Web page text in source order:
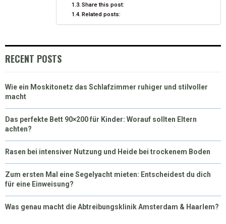
Share this post:
Related posts:
RECENT POSTS
Wie ein Moskitonetz das Schlafzimmer ruhiger und stilvoller
macht
Das perfekte Bett 90×200 für Kinder: Worauf sollten Eltern
achten?
Rasen bei intensiver Nutzung und Heide bei trockenem Boden
Zum ersten Mal eine Segelyacht mieten: Entscheidest du dich
für eine Einweisung?
Was genau macht die Abtreibungsklinik Amsterdam & Haarlem?